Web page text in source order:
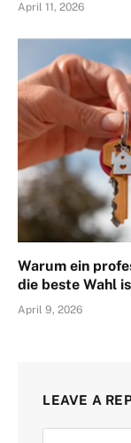
April 11, 2026
Warum ein
die beste Wahl
April 9, 2026
LEAVE A